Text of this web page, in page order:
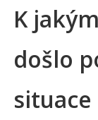
K
došlo
situace